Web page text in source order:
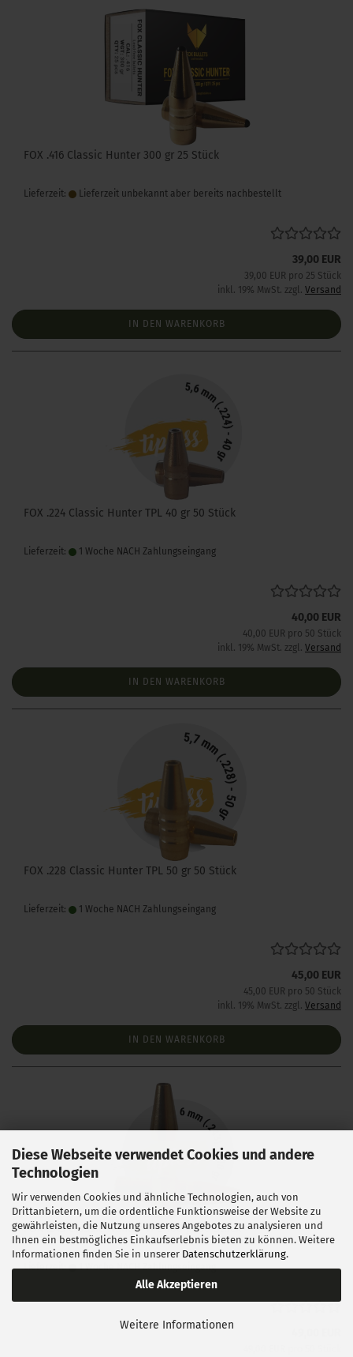
Diese Webseite verwendet Cookies und andere
Technologien
Wir verwenden Cookies und ähnliche Technologien, auch von
Drittanbietern, um die ordentliche Funktionsweise der Website zu
gewährleisten, die Nutzung unseres Angebotes zu analysieren und
Ihnen ein bestmögliches Einkaufserlebnis bieten zu können. Weitere
Informationen finden Sie in unserer Datenschutzerklärung.
Alle Akzeptieren
Weitere Informationen
FOX .416 Classic Hunter 300 gr 25 Stück
Lieferzeit: Lieferzeit unbekannt aber bereits nachbestellt
39,00 EUR
39,00 EUR pro 25 Stück
inkl. 19% MwSt. zzgl. Versand
IN DEN WARENKORB
FOX .224 Classic Hunter TPL 40 gr 50 Stück
Lieferzeit: 1 Woche NACH Zahlungseingang
40,00 EUR
40,00 EUR pro 50 Stück
inkl. 19% MwSt. zzgl. Versand
IN DEN WARENKORB
FOX .228 Classic Hunter TPL 50 gr 50 Stück
Lieferzeit: 1 Woche NACH Zahlungseingang
45,00 EUR
45,00 EUR pro 50 Stück
inkl. 19% MwSt. zzgl. Versand
IN DEN WARENKORB
FOX .243 Classic Hunter TPL 100 gr 50 Stück
Lieferzeit: 1 Woche NACH Zahlungseingang